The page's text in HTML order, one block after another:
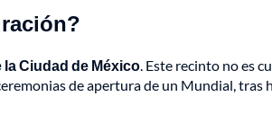
Ciudad de México. Este recinto no es
de apertura de un Mundial, tras